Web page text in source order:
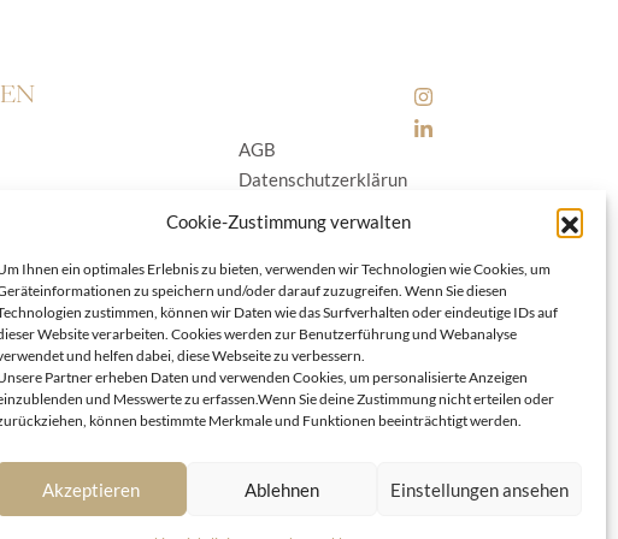
Cookie-Zustimmung verwalten
Ihnen ein optimales Erlebnis zu bieten, verwenden wir Technologien wie Cookies, um
zu speichern und/oder darauf zuzugreifen. Wenn Sie diesen
zustimmen, können wir Daten wie das Surfverhalten oder eindeutige IDs auf
Website verarbeiten. Cookies werden zur Benutzerführung und Webanalyse
und helfen dabei, diese Webseite zu verbessern.
Partner erheben Daten und verwenden Cookies, um personalisierte Anzeigen
und Messwerte zu erfassen.Wenn Sie deine Zustimmung nicht erteilen oder
können bestimmte Merkmale und Funktionen beeinträchtigt werden.
Akzeptieren Ablehnen Einstellungen ansehen
AGB
Datenschutzerklärun
Cookie-Richtlinie (E
U)
Impressum|Kontakt